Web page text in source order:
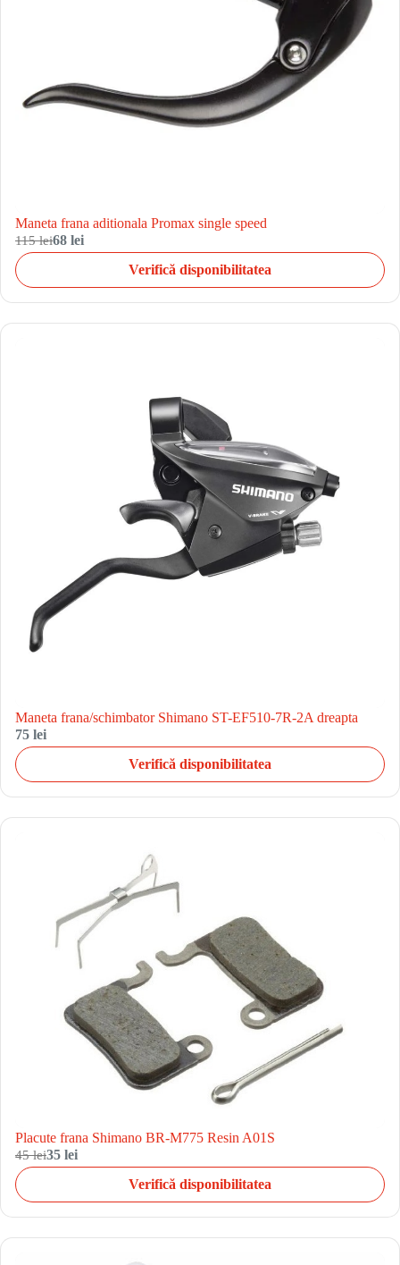
Maneta frana aditionala Promax single speed
115 lei68 lei
Verifică disponibilitatea
Maneta frana/schimbator Shimano ST-EF510-7R-2A dreapta
75 lei
Verifică disponibilitatea
Placute frana Shimano BR-M775 Resin A01S
45 lei35 lei
Verifică disponibilitatea